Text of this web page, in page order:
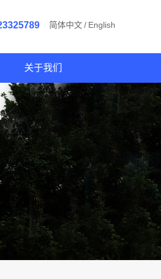
简体中文/ English
关于我们